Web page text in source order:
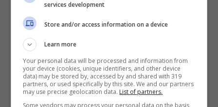
services development
Store and/or access information on a device
Learn more
Your personal data will be processed and information from
your device (cookies, unique identifiers, and other device
data) may be stored by, accessed by and shared with 319
partners, or used specifically by this site. We and our partners
may use precise geolocation data. List of partners.
Some vendors may process your personal data on the basis